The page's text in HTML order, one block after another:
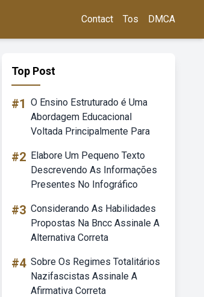
Contact Tos DMCA
Top Post
#1 O Ensino Estruturado é Uma
Abordagem Educacional
Voltada Principalmente Para
#2 Elabore Um Pequeno Texto
Descrevendo As Informações
Presentes No Infográfico
#3 Considerando As Habilidades
Propostas Na Bncc Assinale A
Alternativa Correta
#4 Sobre Os Regimes Totalitários
Nazifascistas Assinale A
Afirmativa Correta